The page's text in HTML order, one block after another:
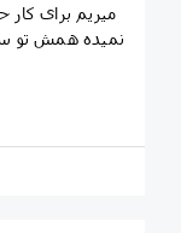
میریم برای کار
نمیده همش تو